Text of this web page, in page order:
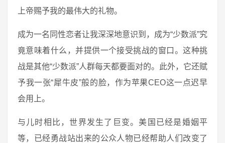
上帝赐予我的最伟大的礼物。
成为一名同性恋者让我深深地意识到，成为“少数派”究
竟意味着什么，并提供一个接受挑战的窗口。这种挑
战是其他“少数派”人群每天都要面对的。此外，它还赋
予我一张“犀牛皮”般的脸，作为苹果CEO这一点迟早
会用上。
与儿时相比，世界发生了巨变。美国已经是婚姻平
等，已经勇战站出来的公众人物已经帮助人们改变了